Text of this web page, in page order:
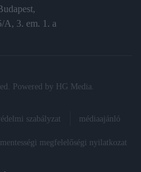
A, 3. em. 1. a
Powered by HG Media
szabályzat médiaajánló
megfelelőségi nyilatkozat